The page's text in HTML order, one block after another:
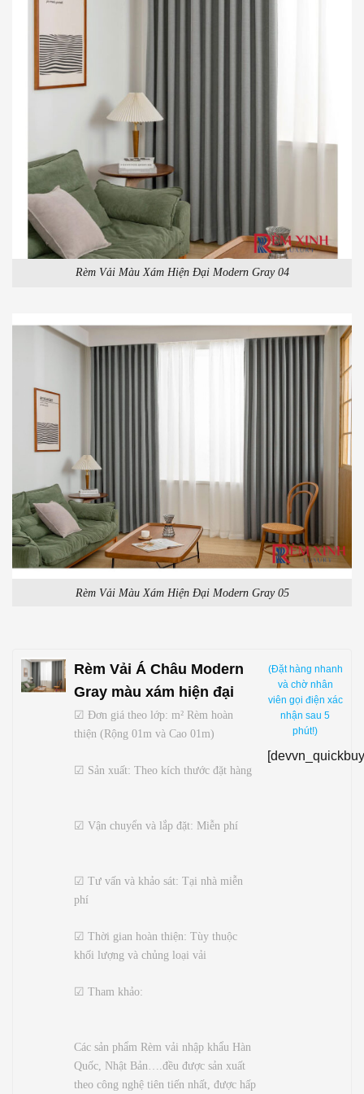
Rèm Vải Màu Xám Hiện Đại Modern Gray 04
Rèm Vải Màu Xám Hiện Đại Modern Gray 05
Rèm Vải Á Châu Modern
Gray màu xám hiện đại
☑ Đơn giá theo lớp: m² Rèm hoàn
thiện (Rộng 01m và Cao 01m)
☑ Sản xuất: Theo kích thước đặt hàng
☑ Vận chuyển và lắp đặt: Miễn phí
☑ Tư vấn và khảo sát: Tại nhà miễn
phí
☑ Thời gian hoàn thiện: Tùy thuộc
khối lượng và chủng loại vải
☑ Tham khảo:
Các sản phẩm Rèm vải nhập khẩu Hàn
Quốc, Nhật Bản….đều được sản xuất
theo công nghệ tiên tiến nhất, được hấp
(Đặt hàng nhanh
và chờ nhân
viên gọi điện xác
nhận sau 5
phút!)